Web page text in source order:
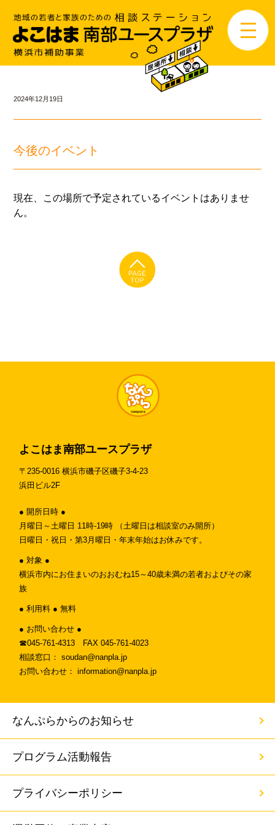
2024年12月19日
今後のイベント
現在、この場所で予定されているイベントはありませ
ん。
よこはま南部ユースプラザ
〒235-0016 横浜市磯子区磯子3-4-23
浜田ビル2F
● 開所日時 ●
月曜日～土曜日 11時-19時 （土曜日は相談室のみ開所）
日曜日・祝日・第3月曜日・年末年始はお休みです。
● 対象 ●
横浜市内にお住まいのおおむね15～40歳未満の若者およびその家
族
● 利用料 ● 無料
● お問い合わせ ●
☎︎045-761-4313 FAX 045-761-4023
相談窓口： soudan@nanpla.jp
お問い合わせ： information@nanpla.jp
なんぷらからのお知らせ
プログラム活動報告
プライバシーポリシー